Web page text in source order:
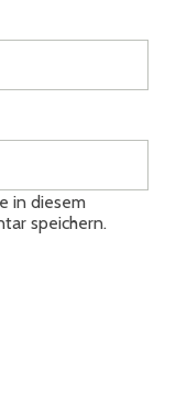
in diesem
speichern.